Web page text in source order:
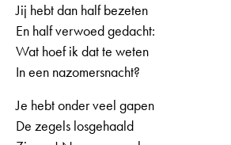
Jij hebt dan half bezeten
En half verwoed gedacht:
Wat hoef ik dat te weten
In een nazomersnacht?
Je hebt onder veel gapen
De zegels losgehaald